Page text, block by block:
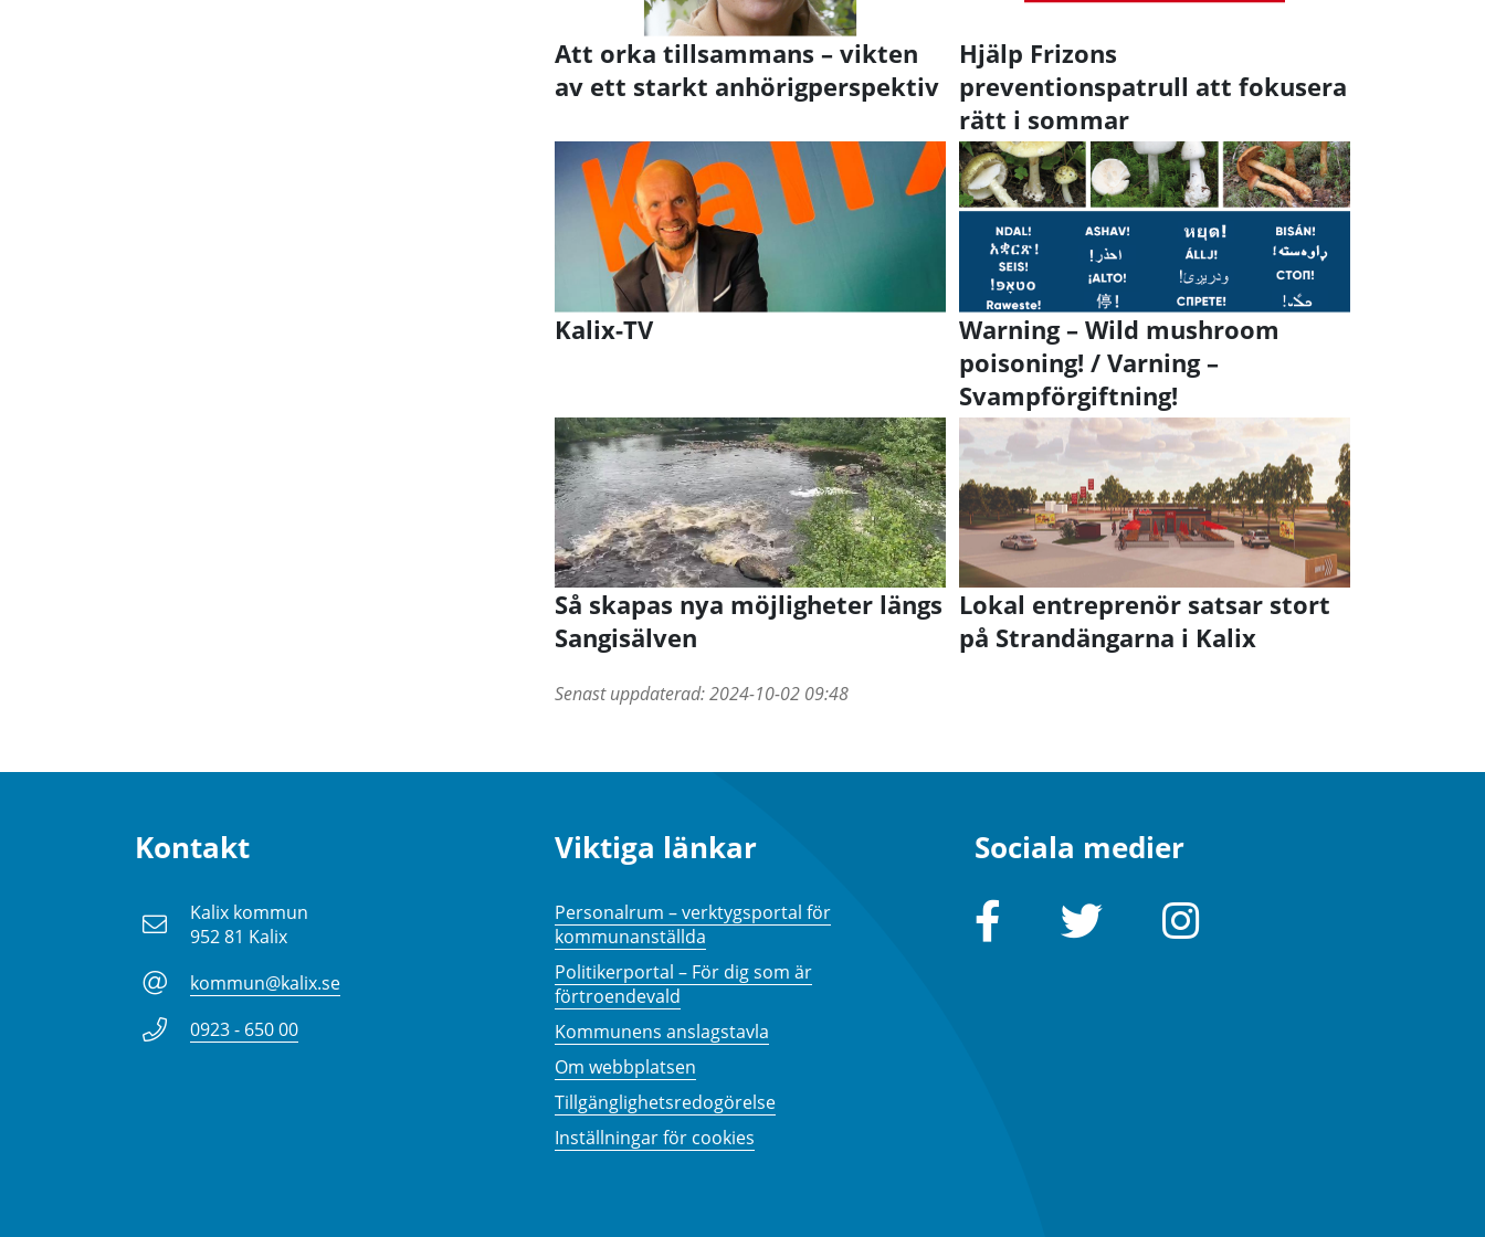
Att orka tillsammans – vikten
av ett starkt anhörigperspektiv
Hjälp Frizons
preventionspatrull att fokusera
rätt i sommar
Kalix-TV
Warning – Wild mushroom
poisoning! / Varning –
Svampförgiftning!
Så skapas nya möjligheter längs
Sangisälven
Lokal entreprenör satsar stort
på Strandängarna i Kalix
Senast uppdaterad:2024-10-02 09:48
Kontakt
Kalix kommun
952 81 Kalix
kommun@kalix.se
0923 - 650 00
Viktiga länkar
Personalrum – verktygsportal för
kommunanställda
Politikerportal – För dig som är
förtroendevald
Kommunens anslagstavla
Om webbplatsen
Tillgänglighetsredogörelse
Inställningar för cookies
Sociala medier
Facebook Twitter Instagram